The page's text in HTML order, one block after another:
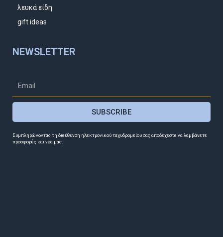
λευκά είδη
gift ideas
NEWSLETTER
SUBSCRIBE
Συμπληρώνοντας τη διεύθυνση ηλεκτρονικού ταχυδρομείου σας αποδέχεστε να λαμβάνετε
προσφορές και νέα μας.